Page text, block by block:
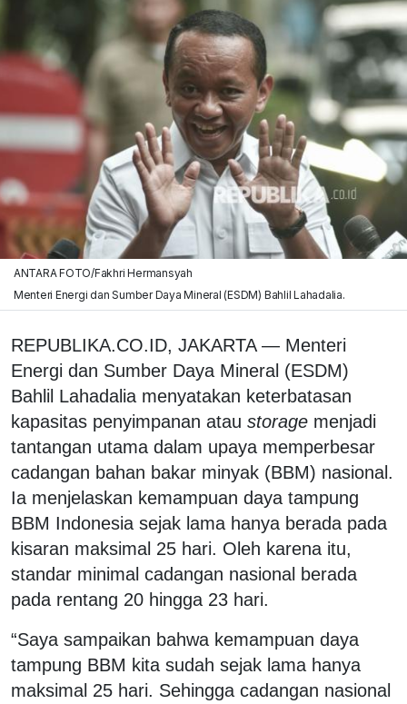
ANTARA FOTO/Fakhri Hermansyah
Menteri Energi dan Sumber Daya Mineral (ESDM) Bahlil Lahadalia.
REPUBLIKA.CO.ID, JAKARTA — Menteri
Energi dan Sumber Daya Mineral (ESDM)
Bahlil Lahadalia menyatakan keterbatasan
kapasitas penyimpanan atau storage menjadi
tantangan utama dalam upaya memperbesar
cadangan bahan bakar minyak (BBM) nasional.
Ia menjelaskan kemampuan daya tampung
BBM Indonesia sejak lama hanya berada pada
kisaran maksimal 25 hari. Oleh karena itu,
standar minimal cadangan nasional berada
pada rentang 20 hingga 23 hari.
“Saya sampaikan bahwa kemampuan daya
tampung BBM kita sudah sejak lama hanya
maksimal 25 hari. Sehingga cadangan nasional